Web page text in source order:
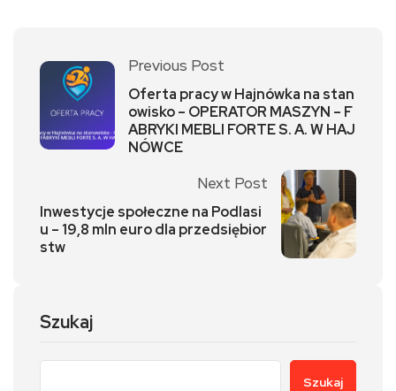
Previous Post
Oferta pracy w Hajnówka na stan
owisko – OPERATOR MASZYN – F
ABRYKI MEBLI FORTE S. A. W HAJ
NÓWCE
Next Post
Inwestycje społeczne na Podlasi
u – 19,8 mln euro dla przedsiębior
stw
Szukaj
Szukaj